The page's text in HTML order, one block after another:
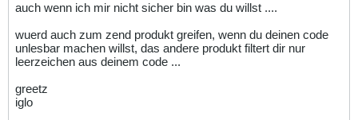
auch wenn ich mir nicht sicher bin was du willst ....
wuerd auch zum zend produkt greifen, wenn du deinen code
unlesbar machen willst, das andere produkt filtert dir nur
leerzeichen aus deinem code ...
greetz
iglo